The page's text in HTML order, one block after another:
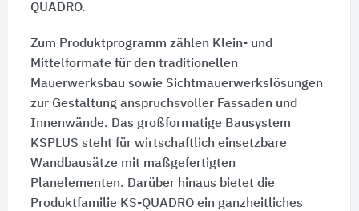
QUADRO.
Zum Produktprogramm zählen Klein- und
Mittelformate für den traditionellen
Mauerwerksbau sowie Sichtmauerwerkslösungen
zur Gestaltung anspruchsvoller Fassaden und
Innenwände. Das großformatige Bausystem
KSPLUS steht für wirtschaftlich einsetzbare
Wandbausätze mit maßgefertigten
Planelementen. Darüber hinaus bietet die
Produktfamilie KS-QUADRO ein ganzheitliches